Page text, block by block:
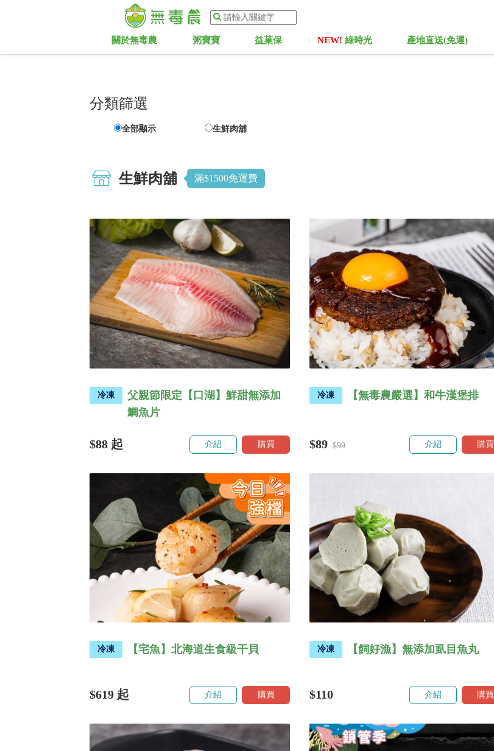
關於無毒農 粥寶寶 益菓保 NEW! 綠時光 產地直送(免運)
分類篩選
全部顯示 生鮮肉舖
生鮮肉舖 滿$1500免運費
冷凍
父親節限定【口湖】鮮甜無添加
鯛魚片
$88 起 介紹 購買
冷凍 【無毒農嚴選】和牛漢堡排
$89 $99 介紹 購買
冷凍 【宅魚】北海道生食級干貝
$619 起 介紹 購買
冷凍 【飼好漁】無添加虱目魚丸
$110 介紹 購買